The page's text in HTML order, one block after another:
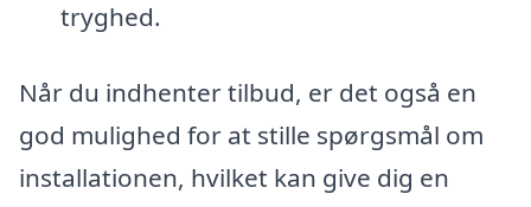
tryghed.
Når du indhenter tilbud, er det også en
god mulighed for at stille spørgsmål om
installationen, hvilket kan give dig en